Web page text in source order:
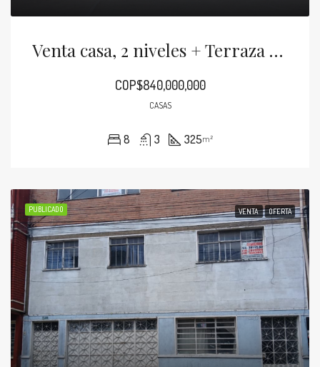
Venta casa, 2 niveles + Terraza – 325 m2
COP$840,000,000
CASAS
8 3 325m²
PUBLICADO VENTA OFERTA